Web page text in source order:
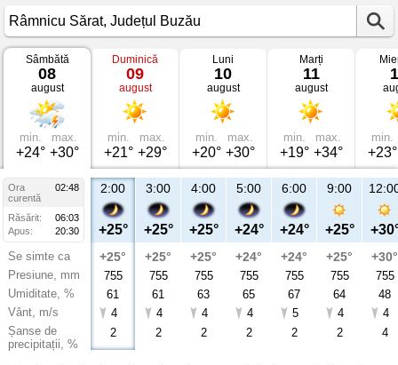
Vremea
Râmnicu
Sărat
Județul
Buzău
Sâmbătă
08
august
min.
+24°
max.
+30°
Duminică
09
august
min.
+21°
max.
+29°
Luni
10
august
min.
+20°
max.
+30°
Marți
11
august
min.
+19°
max.
+34°
min.
+23°
Ora
02:48
curentă
Răsărit:
06:03
Apus:
20:30
Se simte ca
Presiune, mm
Umiditate, %
Vânt, m/s
Șanse de
precipitații, %
2:00
+25°
+25°
755
61
4
2
3:00
+25°
+25°
755
61
4
2
4:00
+25°
+25°
755
63
4
2
5:00
+24°
+24°
755
65
4
2
6:00
+24°
+24°
755
67
5
2
9:00
+25°
+25°
755
64
4
2
+30°
755
48
4
4